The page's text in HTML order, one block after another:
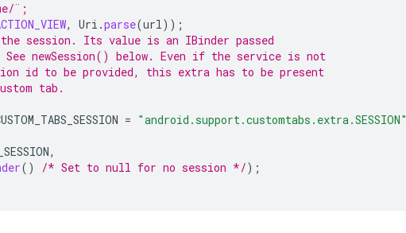
¨;
, Uri .parse(url));
session. Its value is an IBinder passed
newSession() below. Even if the service is not
id to be provided, this extra has to be present
tab.
= "android.support.customtabs.extra.SESSION"
,
() /* Set to null for no session */);